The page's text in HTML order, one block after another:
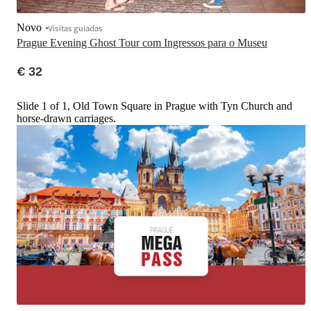
Prague Evening Ghost Tour com Ingressos para o Museu
Novo Visitas guiadas
€ 32
Slide 1 of 1, Old Town Square in Prague with Tyn Church and
horse-drawn carriages.